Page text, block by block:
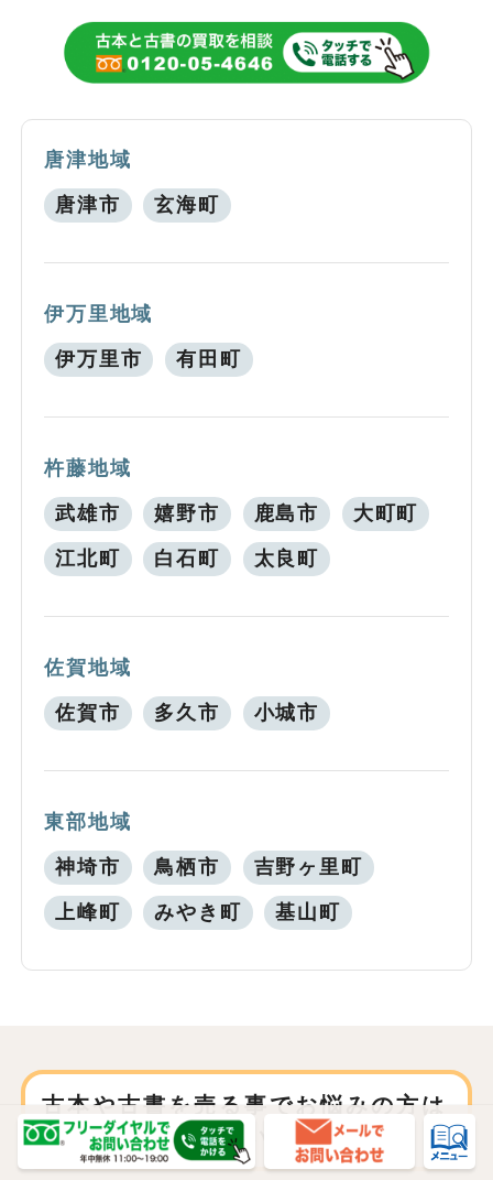
唐津地域
唐津市 玄海町
伊万里地域
伊万里市 有田町
杵藤地域
武雄市 嬉野市 鹿島市 大町町
江北町 白石町 太良町
佐賀地域
佐賀市 多久市 小城市
東部地域
神埼市 鳥栖市 吉野ヶ里町
上峰町 みやき町 基山町
古本や古書を売る事でお悩みの方は
是非ご相談ください